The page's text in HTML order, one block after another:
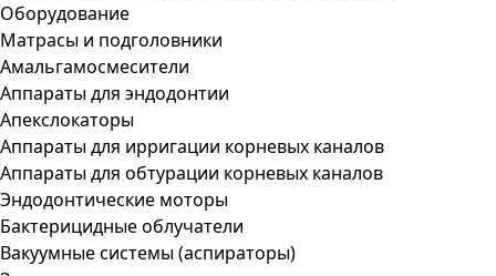
Оборудование
Матрасы и подголовники
Амальгамосмесители
Аппараты для эндодонтии
Апекслокаторы
Аппараты для ирригации корневых каналов
Аппараты для обтурации корневых каналов
Эндодонтические моторы
Бактерицидные облучатели
Вакуумные системы (аспираторы)